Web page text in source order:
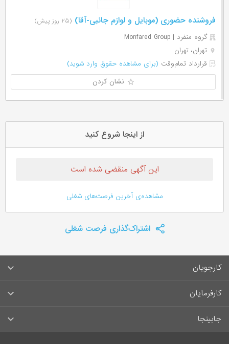
فروشنده حضوری (موبایل و لوازم جانبی-آقا) (۲۵ روز پیش)
گروه منفرد | Monfared Group
تهران، تهران
قرارداد تمام‌وقت (برای مشاهده حقوق وارد شوید)
نشان کردن
از اینجا شروع کنید
این آگهی منقضی شده است
مشاهده‌ی آخرین فرصت‌های شغلی
اشتراک‌گذاری فرصت شغلی
کارجویان
سوالات متداول کارجویان
لیست مشاغل
کارفرمایان
راهنمای ثبت آگهی استخدام
جابینجا